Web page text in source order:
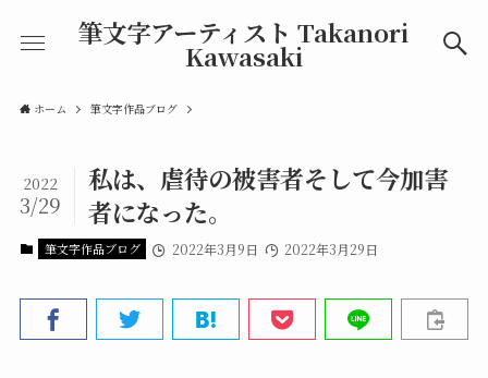
筆文字アーティスト Takanori
Kawasaki
ホーム 筆文字作品ブログ
私は、虐待の被害者そして今加害
者になった。
2022
3/29
筆文字作品ブログ 2022年3月9日 2022年3月29日